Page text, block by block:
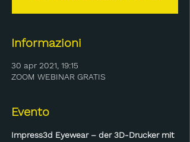
Informazioni
30 apr 2021, 19:15
ZOOM WEBINAR GRATIS
Evento
Impress3d Eyewear – der 3D-Drucker mit